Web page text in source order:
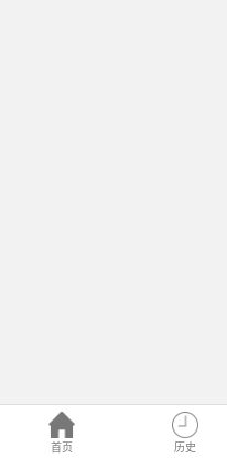
首页 历史